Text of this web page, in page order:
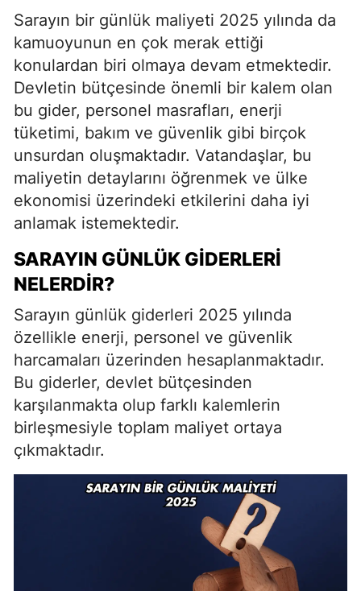
Sarayın bir günlük maliyeti 2025 yılında da
kamuoyunun en çok merak ettiği
konulardan biri olmaya devam etmektedir.
Devletin bütçesinde önemli bir kalem olan
bu gider, personel masrafları, enerji
tüketimi, bakım ve güvenlik gibi birçok
unsurdan oluşmaktadır. Vatandaşlar, bu
maliyetin detaylarını öğrenmek ve ülke
ekonomisi üzerindeki etkilerini daha iyi
anlamak istemektedir.
SARAYIN GÜNLÜK GIDERLERI
NELERDIR?
Sarayın günlük giderleri 2025 yılında
özellikle enerji, personel ve güvenlik
harcamaları üzerinden hesaplanmaktadır.
Bu giderler, devlet bütçesinden
karşılanmakta olup farklı kalemlerin
birleşmesiyle toplam maliyet ortaya
çıkmaktadır.